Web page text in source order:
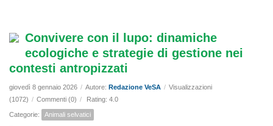
Convivere con il lupo: dinamiche
ecologiche e strategie di gestione nei
contesti antropizzati
giovedì 8 gennaio 2026 / Autore: Redazione VeSA / Visualizzazioni
(1072) / Commenti (0) / Rating: 4.0
Categorie: Animali selvatici